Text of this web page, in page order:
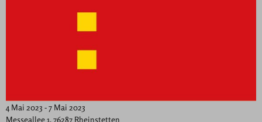
4 Mai 2023 - 7 Mai 2023
Messeallee 1, 76287 Rheinstetten